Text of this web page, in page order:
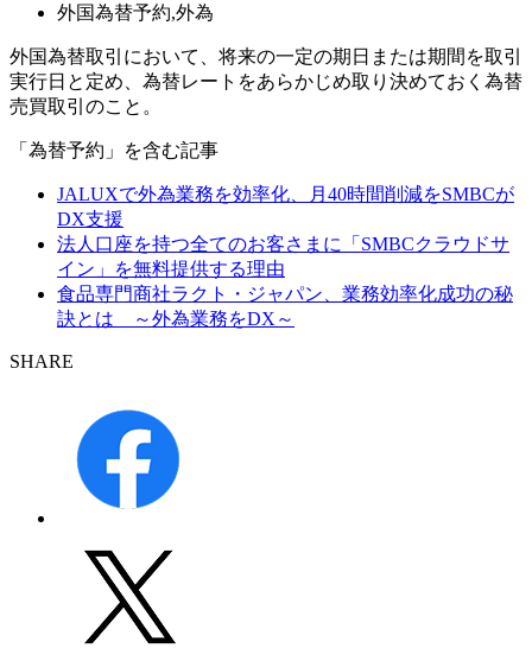
外国為替予約,外為
外国為替取引において、将来の一定の期日または期間を取引
実行日と定め、為替レートをあらかじめ取り決めておく為替
売買取引のこと。
「為替予約」を含む記事
JALUXで外為業務を効率化、月40時間削減をSMBCが
DX支援
法人口座を持つ全てのお客さまに「SMBCクラウドサ
イン」を無料提供する理由
食品専門商社ラクト・ジャパン、業務効率化成功の秘
訣とは ～外為業務をDX～
SHARE